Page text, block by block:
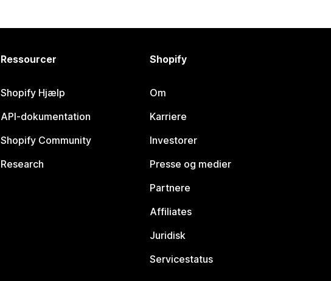
Ressourcer
Shopify Hjælp
API-dokumentation
Shopify Community
Research
Shopify
Om
Karriere
Investorer
Presse og medier
Partnere
Affiliates
Juridisk
Servicestatus